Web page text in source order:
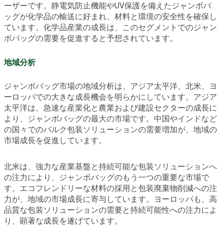
ーザーです。静電気防止機能やUV保護を備えたジャンボバ
ッグが化学品の輸送に好まれ、材料と環境の安全性を確保し
ています。化学品産業の成長は、このセグメントでのジャン
ボバッグの需要を促進すると予想されています。
地域分析
ジャンボバッグ市場の地域分析は、アジア太平洋、北米、ヨ
ーロッパでの大きな成長機会を明らかにしています。アジア
太平洋は、急速な産業化と農業および建設セクターの成長に
より、ジャンボバッグの最大の市場です。中国やインドなど
の国々でのバルク包装ソリューションの需要増加が、地域の
市場成長を促進しています。
北米は、強力な産業基盤と持続可能な包装ソリューションへ
の注力により、ジャンボバッグのもう一つの重要な市場で
す。エコフレンドリーな材料の採用と包装廃棄物削減への注
力が、地域の市場成長に寄与しています。ヨーロッパも、高
品質な包装ソリューションの需要と持続可能性への注力によ
り、顕著な成長を遂げています。